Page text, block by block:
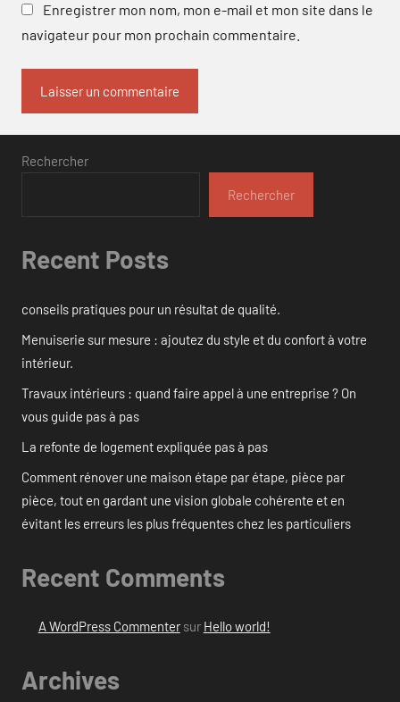
Enregistrer mon nom, mon e-mail et mon site dans le
navigateur pour mon prochain commentaire.
Rechercher
Rechercher
Recent Posts
conseils pratiques pour un résultat de qualité.
Menuiserie sur mesure : ajoutez du style et du confort à votre
intérieur.
Travaux intérieurs : quand faire appel à une entreprise ? On
vous guide pas à pas
La refonte de logement expliquée pas à pas
Comment rénover une maison étape par étape, pièce par
pièce, tout en gardant une vision globale cohérente et en
évitant les erreurs les plus fréquentes chez les particuliers
Recent Comments
A WordPress Commentersur Hello world!
Archives